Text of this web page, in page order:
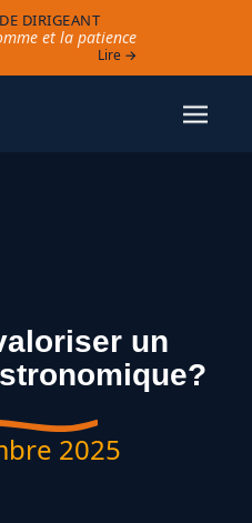
DIRIGEANT
et la patience
Lire →
un
2025